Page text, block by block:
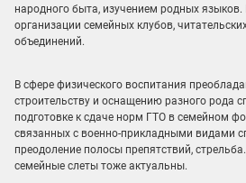
народного быта, изучением родных
организации семейных клубов,
объединений.
В сфере физического воспитания
строительству и оснащению разного рода
подготовке к сдаче норм ГТО в семейном
связанных с военно-прикладными видами
преодоление полосы препятствий,
семейные слеты тоже актуальны.